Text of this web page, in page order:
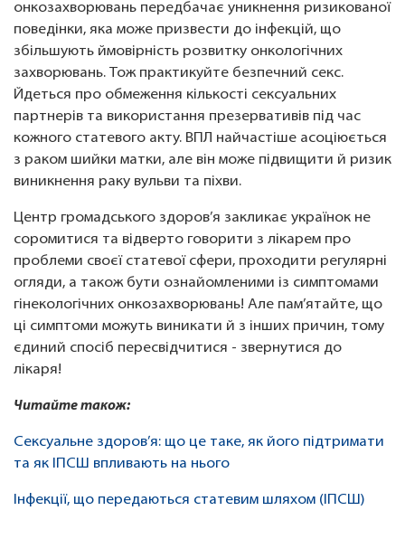
онкозахворювань передбачає уникнення ризикованої
поведінки, яка може призвести до інфекцій, що
збільшують ймовірність розвитку онкологічних
захворювань. Тож практикуйте безпечний секс.
Йдеться про обмеження кількості сексуальних
партнерів та використання презервативів під час
кожного статевого акту. ВПЛ найчастіше асоціюється
з раком шийки матки, але він може підвищити й ризик
виникнення раку вульви та піхви.
Центр громадського здоров’я закликає українок не
соромитися та відверто говорити з лікарем про
проблеми своєї статевої сфери, проходити регулярні
огляди, а також бути ознайомленими із симптомами
гінекологічних онкозахворювань! Але пам’ятайте, що
ці симптоми можуть виникати й з інших причин, тому
єдиний спосіб пересвідчитися - звернутися до
лікаря!
Читайте також:
Сексуальне здоров’я: що це таке, як його підтримати
та як ІПСШ впливають на нього
Інфекції, що передаються статевим шляхом (ІПСШ)